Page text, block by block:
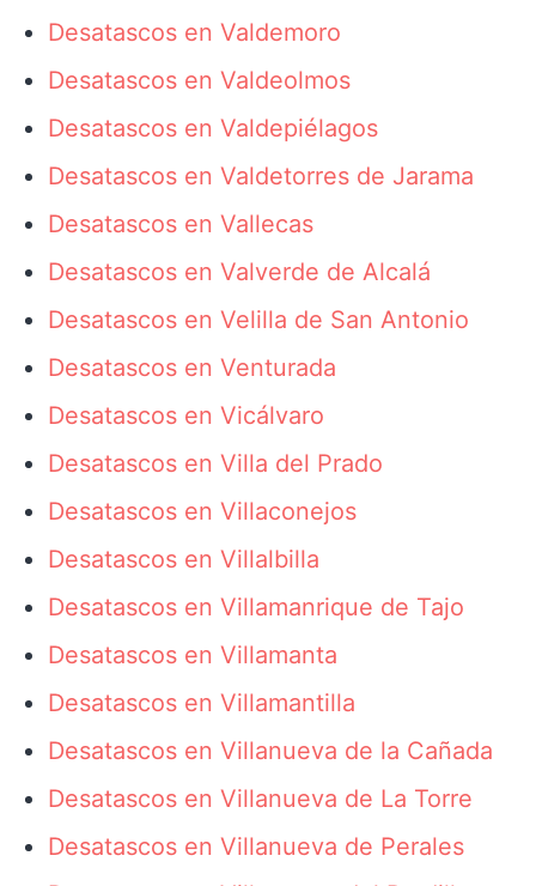
Desatascos en Valdemoro
Desatascos en Valdeolmos
Desatascos en Valdepiélagos
Desatascos en Valdetorres de Jarama
Desatascos en Vallecas
Desatascos en Valverde de Alcalá
Desatascos en Velilla de San Antonio
Desatascos en Venturada
Desatascos en Vicálvaro
Desatascos en Villa del Prado
Desatascos en Villaconejos
Desatascos en Villalbilla
Desatascos en Villamanrique de Tajo
Desatascos en Villamanta
Desatascos en Villamantilla
Desatascos en Villanueva de la Cañada
Desatascos en Villanueva de La Torre
Desatascos en Villanueva de Perales